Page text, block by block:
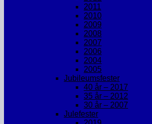
2011
2010
2009
2008
2007
2006
2004
2005
Jubileumsfester
40 år – 2017
35 år – 2012
30 år – 2007
Julefester